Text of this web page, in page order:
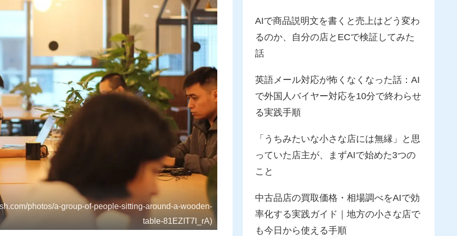
photos/a-group-of-people-sitting-around-a-wooden-
table-81EZIT7I_rA)
AIで商品説明文を書くと売上はどう変わ
るのか、自分の店とECで検証してみた
話
英語メール対応が怖くなくなった話：AI
で外国人バイヤー対応を10分で終わらせ
る実践手順
「うちみたいな小さな店には無縁」と思
っていた店主が、まずAIで始めた3つの
こと
中古品店の買取価格・相場調べをAIで効
率化する実践ガイド｜地方の小さな店で
も今日から使える手順